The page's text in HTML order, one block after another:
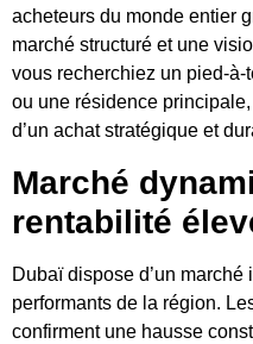
acheteurs du monde entier
marché structuré et une
vous recherchiez un pied-
ou une résidence
d’un achat stratégique et
Marché
rentabilité
Dubaï dispose d’un
performants de la région.
confirment une hausse